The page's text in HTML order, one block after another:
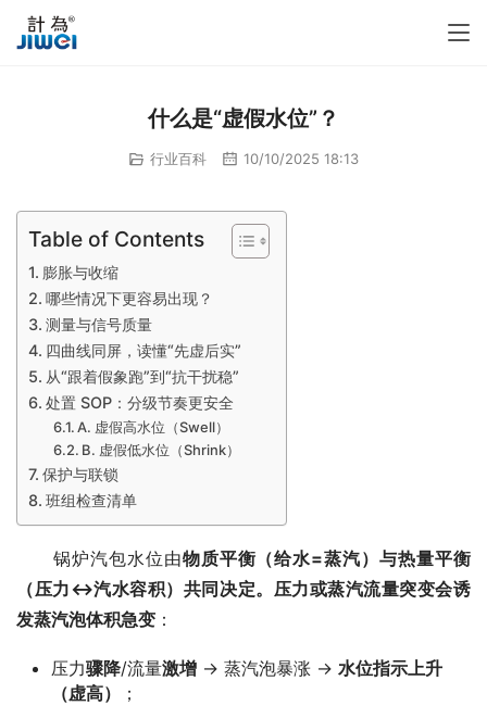
什么是“虚假水位”？
行业百科 10/10/2025 18:13
Table of Contents
膨胀与收缩
哪些情况下更容易出现？
测量与信号质量
四曲线同屏，读懂“先虚后实”
从“跟着假象跑”到“抗干扰稳”
处置 SOP：分级节奏更安全
A. 虚假高水位（Swell）
B. 虚假低水位（Shrink）
保护与联锁
班组检查清单
锅炉汽包水位由物质平衡（给水=蒸汽）与热量平衡
（压力↔汽水容积）共同决定。压力或蒸汽流量突变会诱
发蒸汽泡体积急变 ：
压力骤降/流量激增 → 蒸汽泡暴涨 → 水位指示上升
（虚高）
；